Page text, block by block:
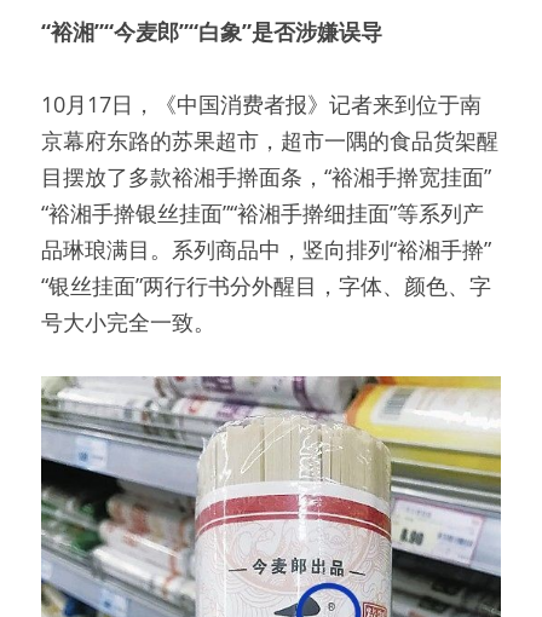
“裕湘”“今麦郎”“白象”是否涉嫌误导
10月17日，《中国消费者报》记者来到位于南
京幕府东路的苏果超市，超市一隅的食品货架醒
目摆放了多款裕湘手擀面条，“裕湘手擀宽挂面”
“裕湘手擀银丝挂面”“裕湘手擀细挂面”等系列产
品琳琅满目。系列商品中，竖向排列“裕湘手擀”
“银丝挂面”两行行书分外醒目，字体、颜色、字
号大小完全一致。